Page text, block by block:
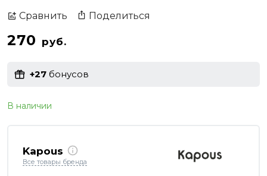
Сравнить Поделиться
270 руб.
+27 бонусов
В наличии
Kapous
Все товары бренда